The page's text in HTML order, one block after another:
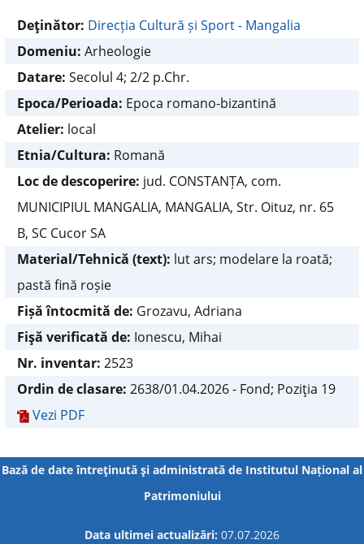
Deţinător: Direcția Cultură și Sport - Mangalia
Domeniu: Arheologie
Datare: Secolul 4; 2/2 p.Chr.
Epoca/Perioada: Epoca romano-bizantină
Atelier: local
Etnia/Cultura: Romană
Loc de descoperire: jud. CONSTANȚA, com.
MUNICIPIUL MANGALIA, MANGALIA, Str. Oituz, nr. 65
B, SC Cucor SA
Material/Tehnică (text): lut ars; modelare la roată;
pastă fină roșie
Fișă întocmită de: Grozavu, Adriana
Fişă verificată de: Ionescu, Mihai
Nr. inventar: 2523
Ordin de clasare: 2638/01.04.2026 - Fond; Poziţia 19
Vezi PDF
Bază de date întreţinută şi administrată de Institutul Național al
Patrimoniului
Data ultimei actualizări: 07.07.2026